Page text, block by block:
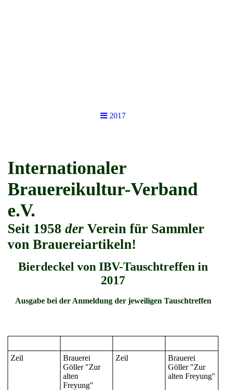
2017
Internationaler
Brauereikultur-Verband
e.V.
Seit 1958 der Verein für Sammler
von Brauereiartikeln!
Bierdeckel von IBV-Tauschtreffen in
2017
Ausgabe bei der Anmeldung der jeweiligen Tauschtreffen
Zeil
Brauerei
Göller "Zur
alten
Freyung"
Zeil
Brauerei
Göller "Zur
alten Freyung"